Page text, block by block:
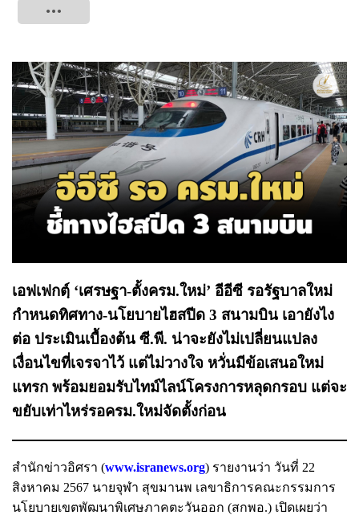
เอฟเฟกต์ฺ ‘เศรษฐา-ตั้งครม.ใหม่’ อีอีซี รอรัฐบาลใหม่
กำหนดทิศทาง-นโยบายไฮสปีด 3 สนามบิน เอายังไง
ต่อ ประเมินเบื้องต้น ซี.พี. น่าจะยังไม่เปลี่ยนแปลง
เงื่อนไขที่เจรจาไว้ แต่ไม่วางใจ หวั่นมีข้อเสนอใหม่
แทรก พร้อมยอมรับไทม์ไลน์โครงการหลุดกรอบ แต่จะ
ขยับเท่าไหร่รอครม.ใหม่จัดตั้งก่อน
สำนักข่าวอิศรา (www.isranews.org) รายงานว่า วันที่ 22
สิงหาคม 2567 นายจุฬา สุขมานพ เลขาธิการคณะกรรมการ
นโยบายเขตพัฒนาพิเศษภาคตะวันออก (สกพอ.) เปิดเผยว่า